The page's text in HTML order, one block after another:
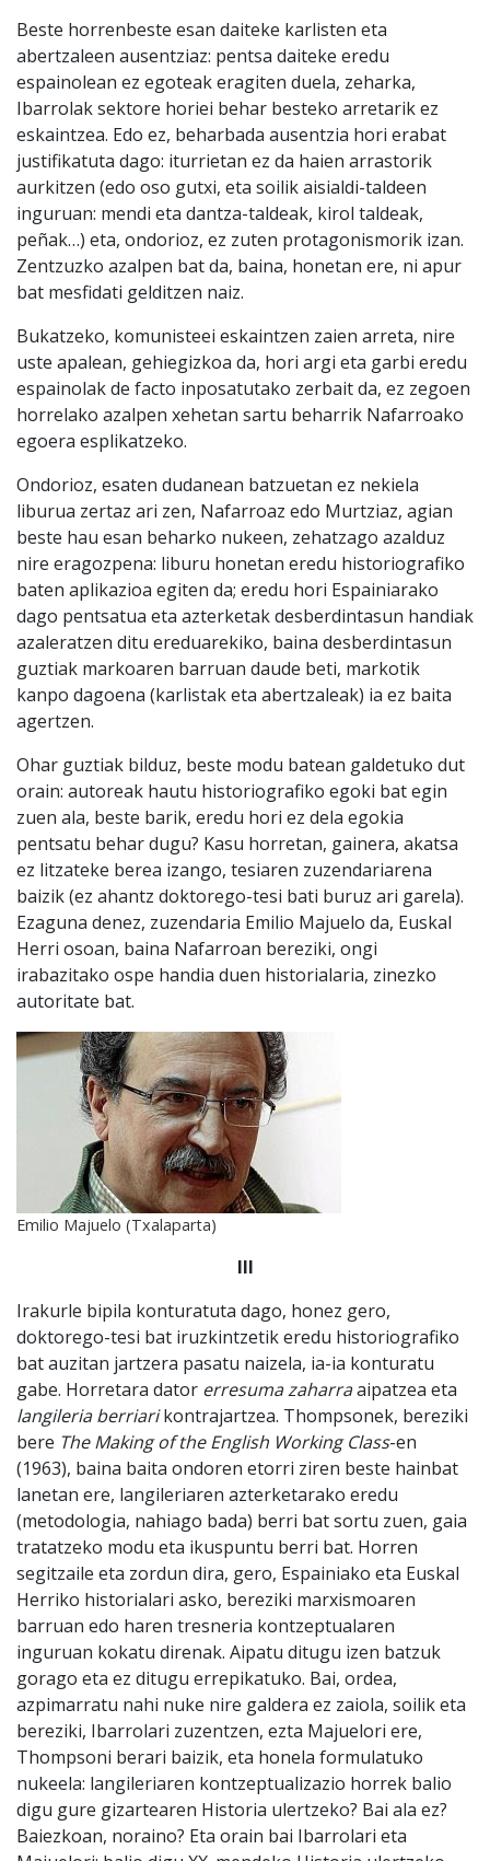
Beste horrenbeste esan daiteke karlisten eta
abertzaleen ausentziaz: pentsa daiteke eredu
espainolean ez egoteak eragiten duela, zeharka,
Ibarrolak sektore horiei behar besteko arretarik ez
eskaintzea. Edo ez, beharbada ausentzia hori erabat
justifikatuta dago: iturrietan ez da haien arrastorik
aurkitzen (edo oso gutxi, eta soilik aisialdi-taldeen
inguruan: mendi eta dantza-taldeak, kirol taldeak,
peñak…) eta, ondorioz, ez zuten protagonismorik izan.
Zentzuzko azalpen bat da, baina, honetan ere, ni apur
bat mesfidati gelditzen naiz.
Bukatzeko, komunisteei eskaintzen zaien arreta, nire
uste apalean, gehiegizkoa da, hori argi eta garbi eredu
espainolak de facto inposatutako zerbait da, ez zegoen
horrelako azalpen xehetan sartu beharrik Nafarroako
egoera esplikatzeko.
Ondorioz, esaten dudanean batzuetan ez nekiela
liburua zertaz ari zen, Nafarroaz edo Murtziaz, agian
beste hau esan beharko nukeen, zehatzago azalduz
nire eragozpena: liburu honetan eredu historiografiko
baten aplikazioa egiten da; eredu hori Espainiarako
dago pentsatua eta azterketak desberdintasun handiak
azaleratzen ditu ereduarekiko, baina desberdintasun
guztiak markoaren barruan daude beti, markotik
kanpo dagoena (karlistak eta abertzaleak) ia ez baita
agertzen.
Ohar guztiak bilduz, beste modu batean galdetuko dut
orain: autoreak hautu historiografiko egoki bat egin
zuen ala, beste barik, eredu hori ez dela egokia
pentsatu behar dugu? Kasu horretan, gainera, akatsa
ez litzateke berea izango, tesiaren zuzendariarena
baizik (ez ahantz doktorego-tesi bati buruz ari garela).
Ezaguna denez, zuzendaria Emilio Majuelo da, Euskal
Herri osoan, baina Nafarroan bereziki, ongi
irabazitako ospe handia duen historialaria, zinezko
autoritate bat.
Emilio Majuelo (Txalaparta)
III
Irakurle bipila konturatuta dago, honez gero,
doktorego-tesi bat iruzkintzetik eredu historiografiko
bat auzitan jartzera pasatu naizela, ia-ia konturatu
gabe. Horretara dator erresuma zaharraaipatzea eta
langileria berriarikontrajartzea. Thompsonek, bereziki
bere The Making of the English Working Class-en
(1963), baina baita ondoren etorri ziren beste hainbat
lanetan ere, langileriaren azterketarako eredu
(metodologia, nahiago bada) berri bat sortu zuen, gaia
tratatzeko modu eta ikuspuntu berri bat. Horren
segitzaile eta zordun dira, gero, Espainiako eta Euskal
Herriko historialari asko, bereziki marxismoaren
barruan edo haren tresneria kontzeptualaren
inguruan kokatu direnak. Aipatu ditugu izen batzuk
gorago eta ez ditugu errepikatuko. Bai, ordea,
azpimarratu nahi nuke nire galdera ez zaiola, soilik eta
bereziki, Ibarrolari zuzentzen, ezta Majuelori ere,
Thompsoni berari baizik, eta honela formulatuko
nukeela: langileriaren kontzeptualizazio horrek balio
digu gure gizartearen Historia ulertzeko? Bai ala ez?
Baiezkoan, noraino? Eta orain bai Ibarrolari eta